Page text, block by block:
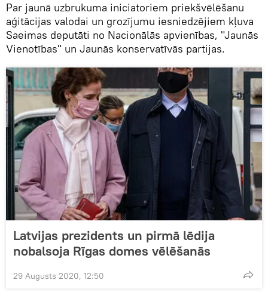
Par jaunā uzbrukuma iniciatoriem priekšvēlēšanu
aģitācijas valodai un grozījumu iesniedzējiem kļuva
Saeimas deputāti no Nacionālās apvienības, "Jaunās
Vienotības" un Jaunās konservatīvās partijas.
Latvijas prezidents un pirmā lēdija
nobalsoja Rīgas domes vēlēšanās
29 Augusts 2020, 12:50